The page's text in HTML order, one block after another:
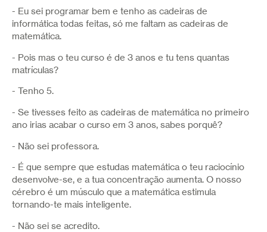
- Eu sei programar bem e tenho as cadeiras de
informática todas feitas, só me faltam as cadeiras de
matemática.
- Pois mas o teu curso é de 3 anos e tu tens quantas
matrículas?
- Tenho 5.
- Se tivesses feito as cadeiras de matemática no primeiro
ano irias acabar o curso em 3 anos, sabes porquê?
- Não sei professora.
- É que sempre que estudas matemática o teu raciocínio
desenvolve-se, e a tua concentração aumenta. O nosso
cérebro é um músculo que a matemática estimula
tornando-te mais inteligente.
- Não sei se acredito.